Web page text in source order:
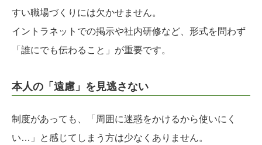
すい職場づくりには欠かせません。
イントラネットでの掲示や社内研修など、形式を問わず
「誰にでも伝わること」が重要です。
本人の「遠慮」を見逃さない
制度があっても、「周囲に迷惑をかけるから使いにく
い…」と感じてしまう方は少なくありません。